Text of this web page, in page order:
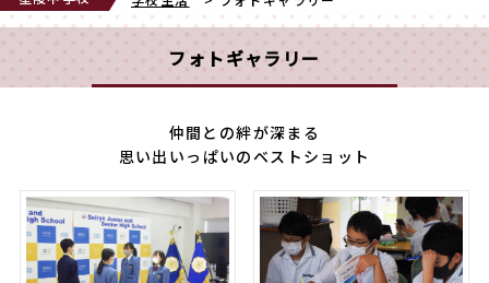
フォトギャラリー
仲間との絆が深まる
思い出いっぱいのベストショット